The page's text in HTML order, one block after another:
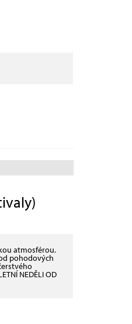
atmosférou.
pohodových
NEDĚLI OD